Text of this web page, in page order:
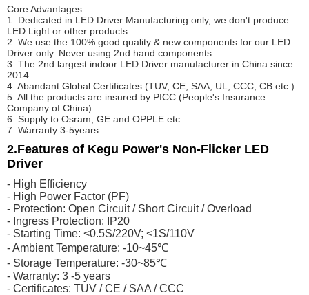
Core Advantages:
1. Dedicated in LED Driver Manufacturing only, we don't produce
LED Light or other products.
2. We use the 100% good quality & new components for our LED
Driver only. Never using 2nd hand components
3. The 2nd largest indoor LED Driver manufacturer in China since
2014.
4. Abandant Global Certificates (TUV, CE, SAA, UL, CCC, CB etc.)
5. All the products are insured by PICC (People's Insurance
Company of China)
6. Supply to Osram, GE and OPPLE etc.
7. Warranty 3-5years
2.Features of Kegu Power's Non-Flicker LED
Driver
- High Efficiency
- High Power Factor (PF)
- Protection: Open Circuit / Short Circuit / Overload
- Ingress Protection: IP20
- Starting Time: <0.5S/220V; <1S/110V
- Ambient Temperature: -10~45℃
- Storage Temperature: -30~85℃
- Warranty: 3 -5 years
- Certificates: TUV / CE / SAA / CCC